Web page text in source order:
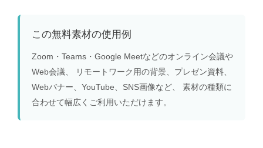
この無料素材の使用例
Zoom・Teams・Google Meetなどのオンライン会議や
Web会議、 リモートワーク用の背景、プレゼン資料、
Webバナー、YouTube、SNS画像など、 素材の種類に
合わせて幅広くご利用いただけます。